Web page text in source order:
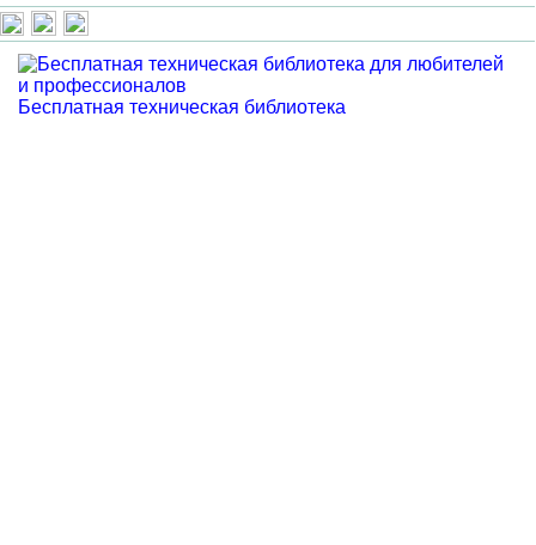
Бесплатная техническая библиотека